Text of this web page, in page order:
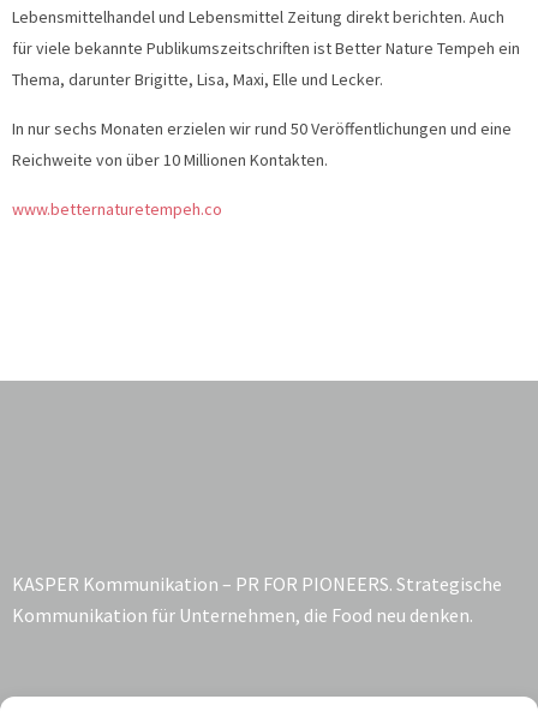
Lebensmittelhandel und Lebensmittel Zeitung direkt berichten. Auch
für viele bekannte Publikumszeitschriften ist Better Nature Tempeh ein
Thema, darunter Brigitte, Lisa, Maxi, Elle und Lecker.
In nur sechs Monaten erzielen wir rund 50 Veröffentlichungen und eine
Reichweite von über 10 Millionen Kontakten.
www.betternaturetempeh.co
KASPER Kommunikation – PR FOR PIONEERS. Strategische
Kommunikation für Unternehmen, die Food neu denken.